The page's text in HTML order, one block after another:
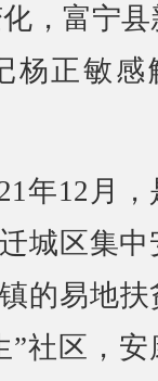
，富宁县
杨正敏感
年12月，
城区集中
的易地扶
”社区，安